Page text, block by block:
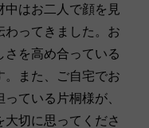
中はお二人で顔を見
わってきました。お
を高め合っている
。また、ご自宅でお
ている片桐様が、
大切に思ってくださ